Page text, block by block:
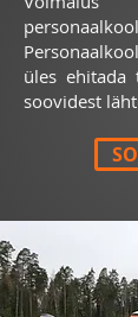
üles ehitada
soovidest